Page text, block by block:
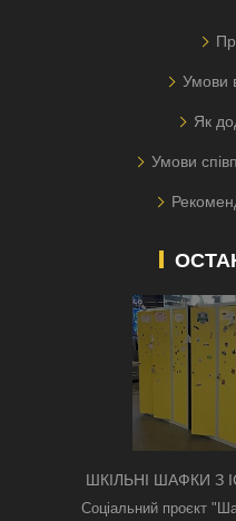
Умови
Як
Умови
ШКІЛЬНІ ШАФКИ З
Соціальний проєкт